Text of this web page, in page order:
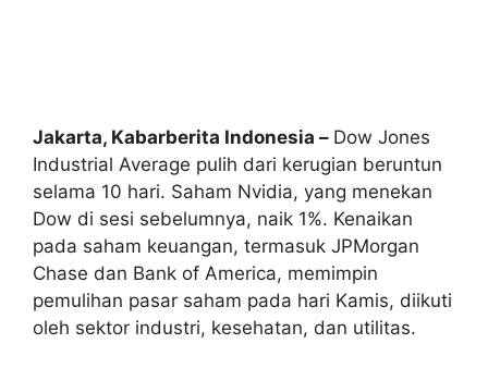
Jakarta, Kabarberita Indonesia – Dow Jones
Industrial Average pulih dari kerugian beruntun
selama 10 hari. Saham Nvidia, yang menekan
Dow di sesi sebelumnya, naik 1%. Kenaikan
pada saham keuangan, termasuk JPMorgan
Chase dan Bank of America, memimpin
pemulihan pasar saham pada hari Kamis, diikuti
oleh sektor industri, kesehatan, dan utilitas.